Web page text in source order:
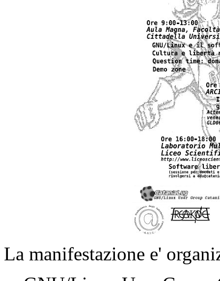
La manifestazione e'